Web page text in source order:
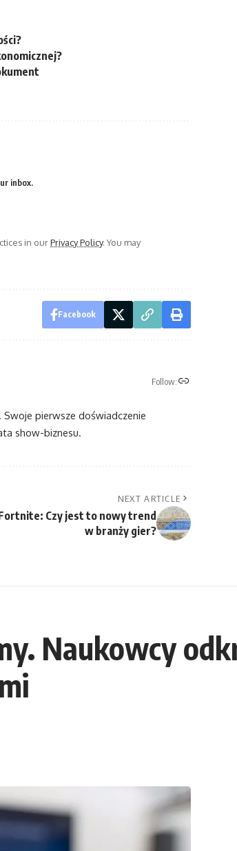
inbox.
in ourPrivacy Policy. You may
Facebook
Follow:
Swoje pierwsze doświadczenie
show-biznesu.
NEXT ARTICLE
Czy jest to nowy trend
w branży gier?
Naukowcy